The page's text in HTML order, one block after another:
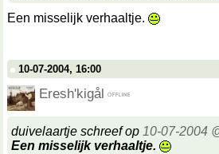
Een misselijk verhaaltje.
10-07-2004, 16:00
Eresh'kigål
duivelaartje schreef op 10-07-2004
Een misselijk verhaaltje.